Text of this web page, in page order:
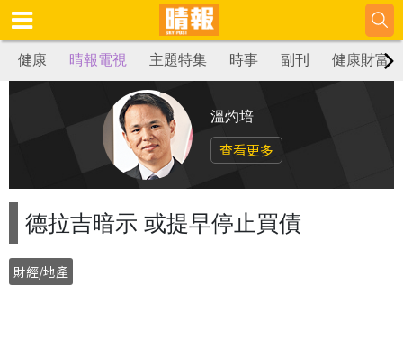
健康 晴報電視 主題特集 時事 副刊 健康財富
溫灼培
查看更多
德拉吉暗示 或提早停止買債
財經/地產